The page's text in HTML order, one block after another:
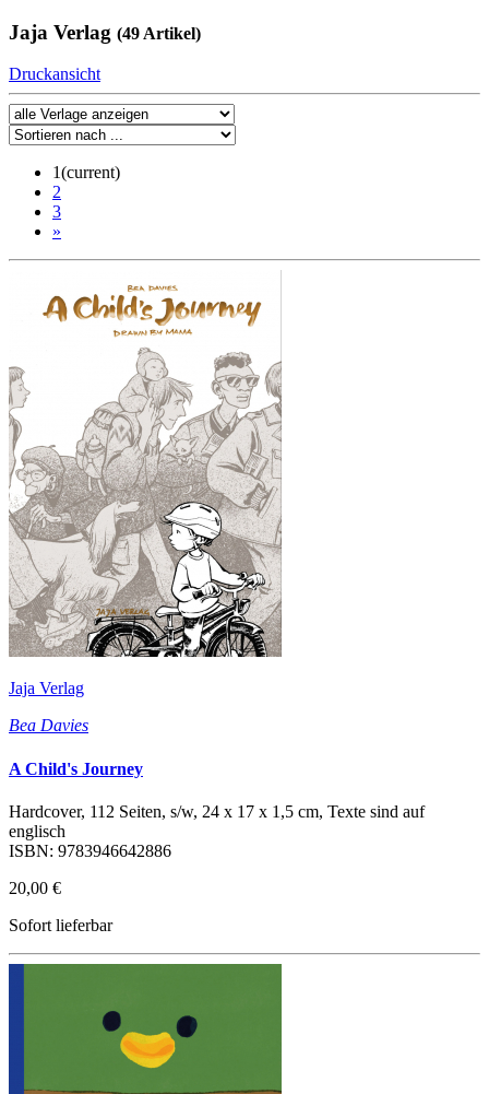
Jaja Verlag (49 Artikel)
Druckansicht
1(current)
2
3
»
Jaja Verlag
Bea Davies
A Child's Journey
Hardcover, 112 Seiten, s/w, 24 x 17 x 1,5 cm, Texte sind auf
englisch
ISBN: 9783946642886
20,00 €
Sofort lieferbar